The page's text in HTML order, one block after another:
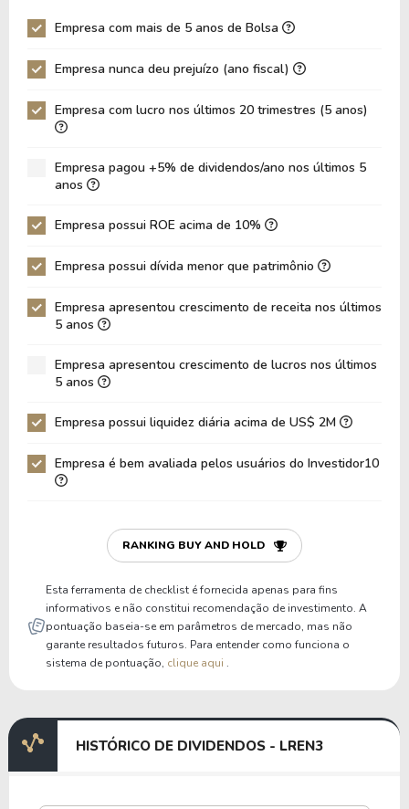
ROE
14,41%
ROIC
14,09%
ROA
7,82%
7,43%
Dívida Líquida / Ebitda
Dívida Líquida / Ebit
-0,65
-0,85
Patrimônio / Ativos
0,54
Passivos / Ativos
0,46
CAGR Receitas 5 anos
CAGR Lucros 5 anos
5,86% 5,86%
Empresa com mais de 5 anos de Bolsa
Empresa nunca deu prejuízo (ano fiscal)
Empresa com lucro nos últimos 20 trimestres (5 anos)
Empresa pagou +5% de dividendos/ano nos últimos 5
anos
Empresa possui ROE acima de 10%
Empresa possui dívida menor que patrimônio
Empresa apresentou crescimento de receita nos últimos
5 anos
Empresa apresentou crescimento de lucros nos últimos
5 anos
Empresa possui liquidez diária acima de US$ 2M
Empresa é bem avaliada pelos usuários do Investidor10
RANKING BUY AND HOLD
Esta ferramenta de checklist é fornecida apenas para fins
informativos e não constitui recomendação de investimento. A
pontuação baseia-se em parâmetros de mercado, mas não
garante resultados futuros. Para entender como funciona o
sistema de pontuação, clique aqui .
HISTÓRICO DE DIVIDENDOS - LREN3